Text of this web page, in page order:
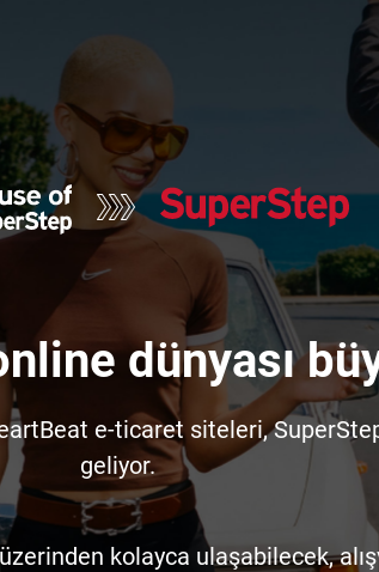
dünyası
e-ticaret siteleri,
geliyor.
kolayca ulaşabilecek,